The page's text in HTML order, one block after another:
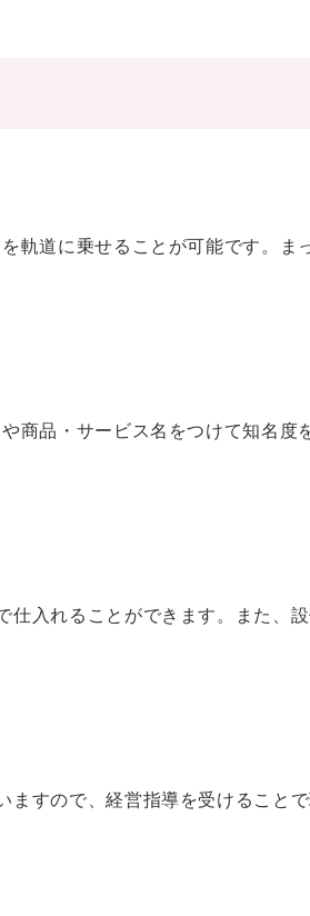
軌道に乗せることが可能です。ま
商品・サービス名をつけて知名度
仕入れることができます。また、
ますので、経営指導を受けること